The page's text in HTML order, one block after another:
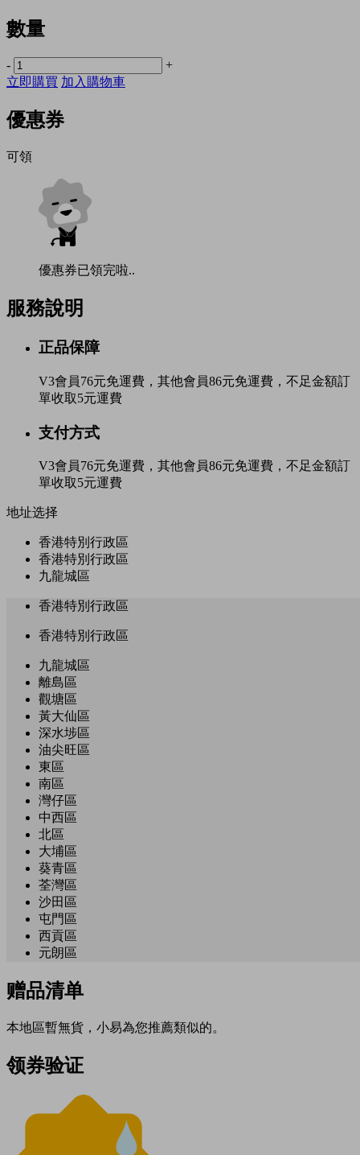
數量
-
+
立即購買 加入購物車
優惠券
可領
優惠券已領完啦..
服務說明
正品保障
V3會員76元免運費，其他會員86元免運費，不足金額訂
單收取5元運費
支付方式
V3會員76元免運費，其他會員86元免運費，不足金額訂
單收取5元運費
地址选择
香港特別行政區
香港特別行政區
九龍城區
香港特別行政區
香港特別行政區
九龍城區
離島區
觀塘區
黃大仙區
深水埗區
油尖旺區
東區
南區
灣仔區
中西區
北區
大埔區
葵青區
荃灣區
沙田區
屯門區
西貢區
元朗區
赠品清单
本地區暫無貨，小易為您推薦類似的。
领券验证